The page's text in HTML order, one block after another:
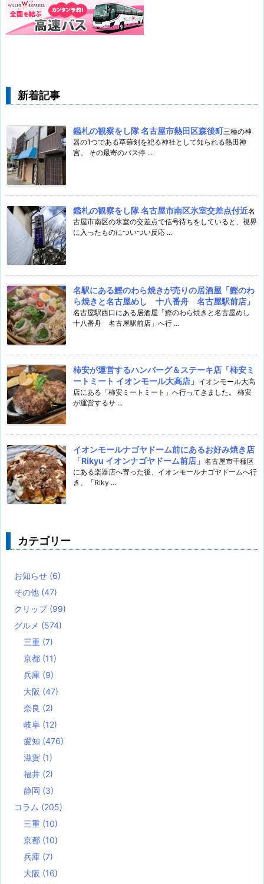
新着記事
鑑札の観察をし隊 名古屋市熱田区森後町三種の神
器の1つである草薙剣を祀る神社として知られる熱田神
宮。 その最寄のバス停 ...
鑑札の観察をし隊 名古屋市南区氷室交差点付近名
古屋市南区の氷室の交差点で信号待ちをしていると、視界
に入ったものについつい反応 ...
名駅にある鰹のわら焼きが売りの居酒屋「鰹のわ
ら焼きと名古屋めし 十八番舟 名古屋駅前店」
名古屋駅西口にある居酒屋「鰹のわら焼きと名古屋めし
十八番舟 名古屋駅前店」へ行 ...
柿安が運営するハンバーグ＆ステーキ店「柿安ミ
ートミート イオンモール大高店」 イオンモール大高
店にある「柿安ミートミート」へ行ってきました。 柿安
が運営するサ ...
イオンモールナゴヤドーム前にあるお好み焼き店
「Rikyu イオンナゴヤドーム前店」 名古屋市千種区
にある楽器店へ寄った後、イオンモールナゴヤドームへ行
き、「Riky ...
カテゴリー
お知らせ (6)
その他 (47)
クリップ (99)
グルメ (574)
三重 (7)
京都 (11)
兵庫 (9)
大阪 (47)
奈良 (2)
岐阜 (12)
愛知 (476)
滋賀 (1)
福井 (2)
静岡 (3)
コラム (205)
三重 (10)
京都 (10)
兵庫 (7)
大阪 (16)